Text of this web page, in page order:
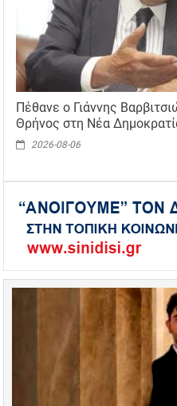
Πέθανε ο Γιάννης
Θρήνος στη Νέα
2026-08-06